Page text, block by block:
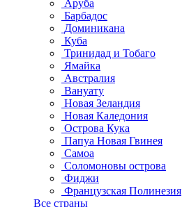
Аруба
Барбадос
Доминикана
Куба
Тринидад и Тобаго
Ямайка
Австралия
Вануату
Новая Зеландия
Новая Каледония
Острова Кука
Папуа Новая Гвинея
Самоа
Соломоновы острова
Фиджи
Французская Полинезия
Все страны